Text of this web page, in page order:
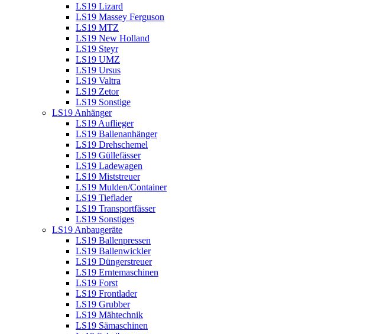
LS19 Lizard
LS19 Massey Ferguson
LS19 MTZ
LS19 New Holland
LS19 Steyr
LS19 UMZ
LS19 Ursus
LS19 Valtra
LS19 Zetor
LS19 Sonstige
LS19 Anhänger
LS19 Auflieger
LS19 Ballenanhänger
LS19 Drehschemel
LS19 Güllefässer
LS19 Ladewagen
LS19 Miststreuer
LS19 Mulden/Container
LS19 Tieflader
LS19 Transportfässer
LS19 Sonstiges
LS19 Anbaugeräte
LS19 Ballenpressen
LS19 Ballenwickler
LS19 Düngerstreuer
LS19 Erntemaschinen
LS19 Forst
LS19 Frontlader
LS19 Grubber
LS19 Mähtechnik
LS19 Sämaschinen